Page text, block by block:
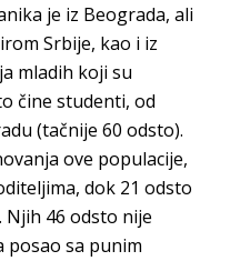
je iz Beograda, ali
Srbije, kao i iz
mladih koji su
čine studenti, od
(tačnije 60 odsto).
ove populacije,
dok 21 odsto
46 odsto nije
posao sa punim